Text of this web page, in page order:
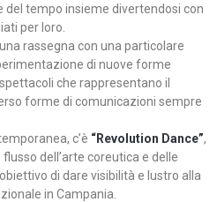
del tempo insieme divertendosi con
per loro.
rassegna con una particolare
di nuove forme
che rappresentano il
forme di comunicazioni sempre
c’è “Revolution Dance”,
dell’arte coreutica e delle
di dare visibilità e lustro alla
in Campania.